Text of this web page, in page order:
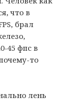
что в
брал
45 фпс в
то
лень